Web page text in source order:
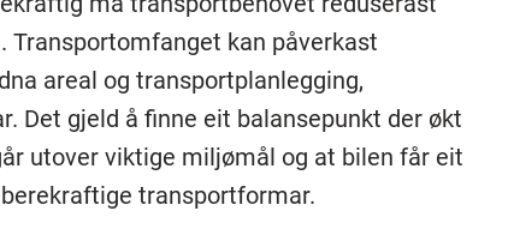
kan påverkast
areal og transportplanlegging,
Det gjeld å finne eit balansepunkt der økt
utover viktige miljømål og at bilen får eit
transportformar.